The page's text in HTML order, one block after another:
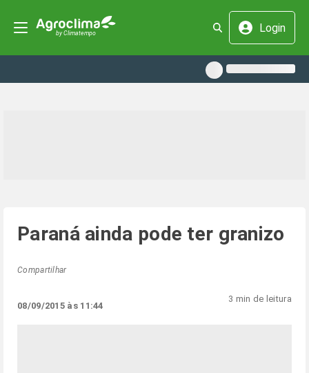
Login
Paraná ainda pode ter granizo
Compartilhar
08/09/2015 às 11:44
3 min de leitura